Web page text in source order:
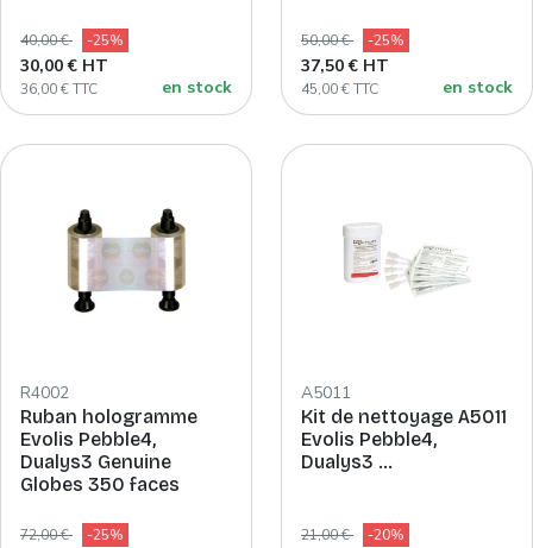
40,00 € -25%
30,00 € HT
36,00 € TTC en stock
50,00 € -25%
37,50 € HT
45,00 € TTC en stock
R4002
Ruban hologramme
Evolis Pebble4,
Dualys3 Genuine
Globes 350 faces
72,00 € -25%
A5011
Kit de nettoyage A5011
Evolis Pebble4,
Dualys3 …
21,00 € -20%